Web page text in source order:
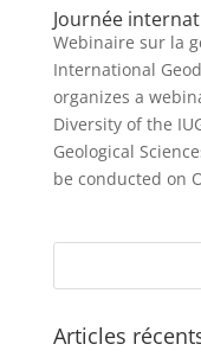
Journée
Webinaire sur la
International
organizes a
Diversity of the
Geological
be conducted on
Articles